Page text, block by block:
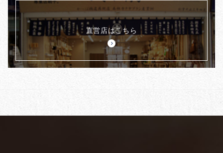
直営店はこちら